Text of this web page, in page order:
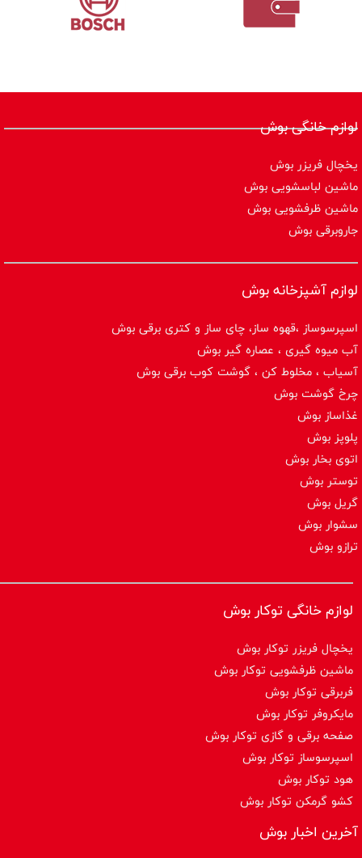
لوازم خانگی بوش
یخچال فریزر بوش
ماشین لباسشویی بوش
ماشین ظرفشویی بوش
جاروبرقی بوش
لوازم آشپزخانه بوش
اسپرسوساز ،قهوه ساز، چای ساز و کتری برقی بوش
آب میوه گیری ، عصاره گیر بوش
آسیاب ، مخلوط کن ، گوشت کوب برقی بوش
چرخ گوشت بوش
غذاساز بوش
پلوپز بوش
اتوی بخار بوش
توستر بوش
گریل بوش
سشوار بوش
ترازو بوش
لوازم خانگی توکار بوش
یخچال فریزر توکار بوش
ماشین ظرفشویی توکار بوش
فربرقی توکار بوش
مایکروفر توکار بوش
صفحه برقی و گازی توکار بوش
اسپرسوساز توكار بوش
هود توکار بوش
کشو گرمکن توکار بوش
آخرین اخبار بوش